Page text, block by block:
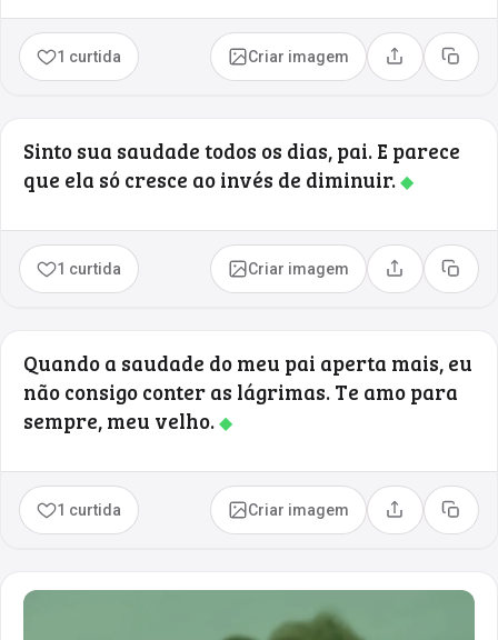
1 curtida Criar imagem Compartilhar
Copiar
Sinto sua saudade todos os dias, pai. E parece
que ela só cresce ao invés de diminuir.◆
1 curtida Criar imagem Compartilhar
Copiar
Quando a saudade do meu pai aperta mais, eu
não consigo conter as lágrimas. Te amo para
sempre, meu velho.◆
1 curtida Criar imagem Compartilhar
Copiar